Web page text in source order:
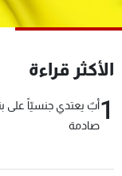
الأكثر قراءة
1أبٌ يعتدي جنسيّاً على
صادمة
شاهد البرامج
عن MTV
الإنـتـاج